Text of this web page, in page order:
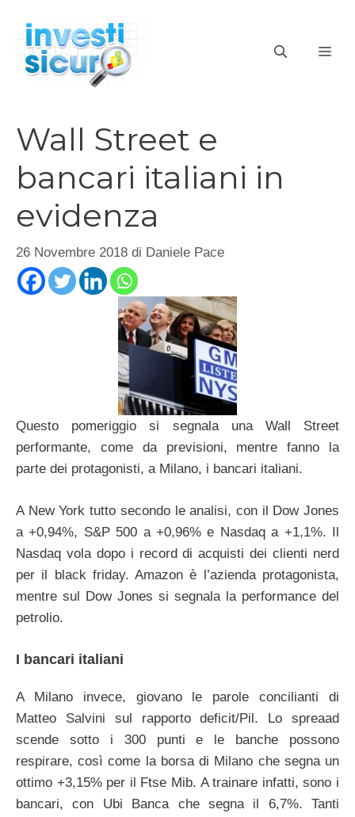
contenuto
Wall Street e
bancari italiani in
evidenza
26 Novembre 2018 di Daniele Pace
Questo pomeriggio si segnala una Wall Street
performante, come da previsioni, mentre fanno la
parte dei protagonisti, a Milano, i bancari italiani.
A New York tutto secondo le analisi, con il Dow Jones
a +0,94%, S&P 500 a +0,96% e Nasdaq a +1,1%. Il
Nasdaq vola dopo i record di acquisti dei clienti nerd
per il black friday. Amazon è l’azienda protagonista,
mentre sul Dow Jones si segnala la performance del
petrolio.
I bancari italiani
A Milano invece, giovano le parole concilianti di
Matteo Salvini sul rapporto deficit/Pil. Lo spreaad
scende sotto i 300 punti e le banche possono
respirare, così come la borsa di Milano che segna un
ottimo +3,15% per il Ftse Mib. A trainare infatti, sono i
bancari, con Ubi Banca che segna il 6,7%. Tanti